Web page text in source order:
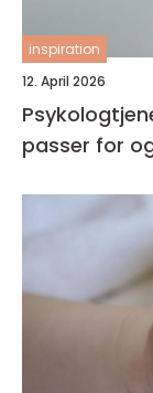
inspiration
12. April 2026
passer for